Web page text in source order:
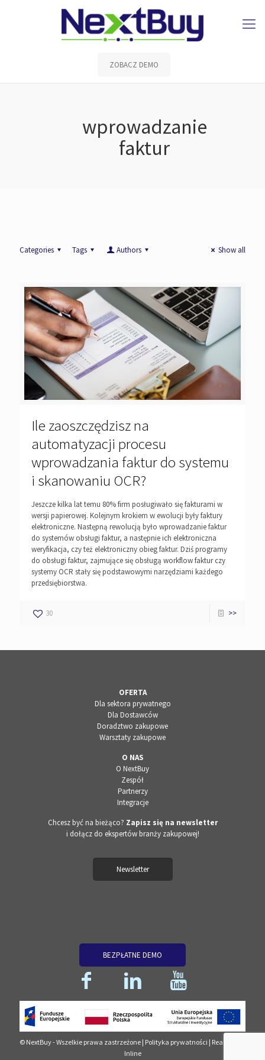
ZOBACZ DEMO
wprowadzanie
faktur
Categories Tags Authors Show all
Ile zaoszczędzisz na
automatyzacji procesu
wprowadzania faktur do systemu
i skanowaniu OCR?
Jeszcze kilka lat temu 80% firm posługiwało się fakturami w
wersji papierowej. Kolejnym krokiem w ewolucji były faktury
elektroniczne. Następną rewolucją było wprowadzanie faktur
do systemów obsługi faktur, a następnie ich elektroniczna
weryfikacja, czy też elektroniczny obieg faktur. Dziś programy
do obsługi faktur, zajmujące się obsługą workflow faktur czy
systemy OCR stały się podstawowymi narzędziami każdego
przedsiębiorstwa.
30 >>
OFERTA
Dla sektora prywatnego
Dla Dostawców
Doradztwo zakupowe
Warsztaty zakupowe
O NAS
O NextBuy
Zespół
Partnerzy
Integracje
Chcesz być na bieżąco? Zapisz się na newsletter
i dołącz do ekspertów branży zakupowej!
Newsletter
BEZPŁATNE DEMO
© NextBuy - Wszelkie prawa zastrzeżone | Polityka prywatności | Realizacja:
Inline